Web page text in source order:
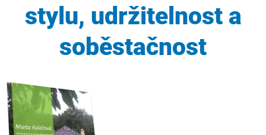
stylu, udržitelnost a
soběstačnost